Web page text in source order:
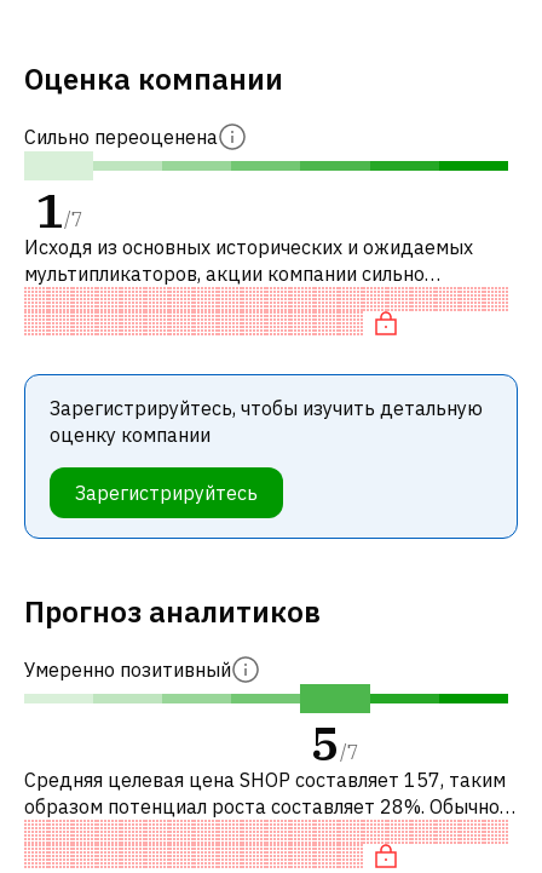
Оценка компании
Сильно переоценена
1/7
Исходя из основных исторических и ожидаемых
мультипликаторов, акции компании сильно
переоценены по сравнению с аналогичными
компаниями. В частности, акция «дорогая» по P/
Зарегистрируйтесь, чтобы изучить детальную
оценку компании
Зарегистрируйтесь
Прогноз аналитиков
Умеренно позитивный
5 /7
Средняя целевая цена SHOP составляет 157, таким
образом потенциал роста составляет 28%. Обычно
это означает рекомендацию «ПОКУПАТЬ» среди
инвестиционных компаний или реко